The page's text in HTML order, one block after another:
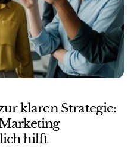
klaren Strategie:
hilft